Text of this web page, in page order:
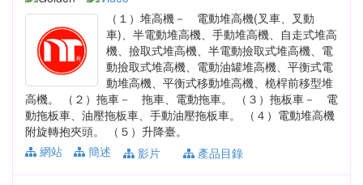
（１）堆高機－ 電動堆高機(叉車、叉動
車)、半電動堆高機、手動堆高機、自走式堆高
機、撿取式堆高機、半電動撿取式堆高機、電
動撿取式堆高機、電動油罐堆高機、平衡式電
動堆高機、平衡式移動堆高機、桅桿前移型堆
高機。 （２）拖車－ 拖車、電動拖車。 （３）拖板車－ 電
動拖板車、油壓拖板車、手動油壓拖板車。 （４）電動堆高機
附旋轉抱夾頭。 （５）升降臺。
網站
簡述 影片 產品目錄